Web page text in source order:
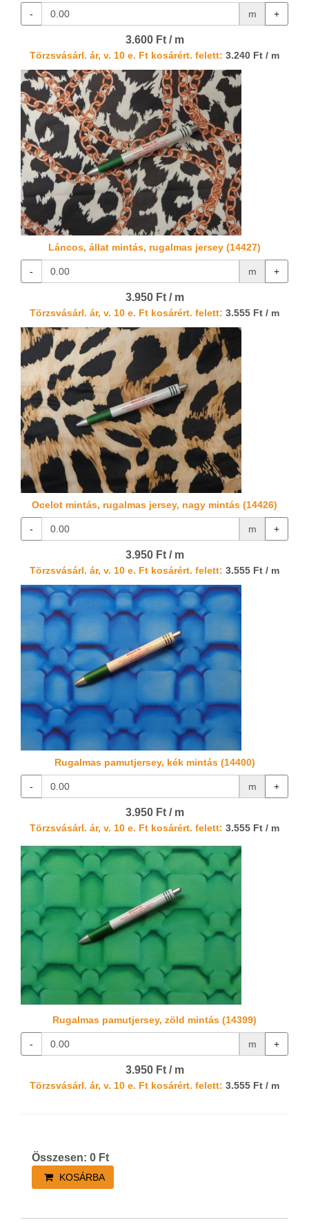
- m +
3.600 Ft / m
Törzsvásárl. ár, v. 10 e. Ft kosárért. felett: 3.240 Ft / m
Láncos, állat mintás, rugalmas jersey (14427)
- m +
3.950 Ft / m
Törzsvásárl. ár, v. 10 e. Ft kosárért. felett: 3.555 Ft / m
Ocelot mintás, rugalmas jersey, nagy mintás (14426)
- m +
3.950 Ft / m
Törzsvásárl. ár, v. 10 e. Ft kosárért. felett: 3.555 Ft / m
Rugalmas pamutjersey, kék mintás (14400)
- m +
3.950 Ft / m
Törzsvásárl. ár, v. 10 e. Ft kosárért. felett: 3.555 Ft / m
Rugalmas pamutjersey, zöld mintás (14399)
- m +
3.950 Ft / m
Törzsvásárl. ár, v. 10 e. Ft kosárért. felett: 3.555 Ft / m
Összesen: 0 Ft
KOSÁRBA